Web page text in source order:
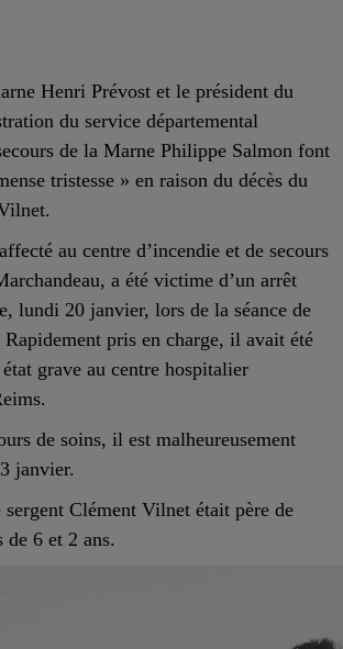
Henri Prévost et le président du
du service départemental
de la Marne Philippe Salmon font
tristesse » en raison du décès du
au centre d’incendie et de secours
a été victime d’un arrêt
lundi 20 janvier, lors de la séance de
pris en charge, il avait été
grave au centre hospitalier
de soins, il est malheureusement
janvier.
sergent Clément Vilnet était père de
de 6 et 2 ans.